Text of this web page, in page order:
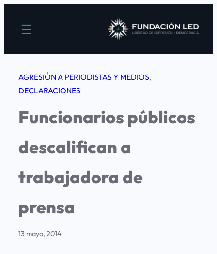
AGRESIÓN A PERIODISTAS Y MEDIOS
DECLARACIONES
Funcionarios públicos
descalifican a
trabajadora de
prensa
13 mayo, 2014